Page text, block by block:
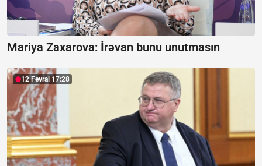
Mariya Zaxarova: İrəvan bunu unutmasın
12 Fevral 17:28